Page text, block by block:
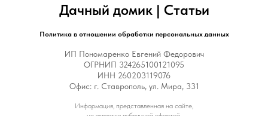
Дачный домик | Статьи
Политика в отношении обработки персональных данных
ИП Пономаренко Евгений Федорович
ОГРНИП 324265100121095
ИНН 260203119076
Офис: г. Ставрополь, ул. Мира, 331
Информация, представленная на сайте,